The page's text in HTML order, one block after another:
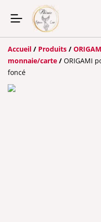
Accueil / Produits /
monnaie/carte / ORIGAMI
foncé